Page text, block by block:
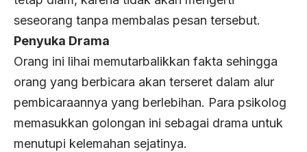
seseorang tanpa membalas pesan tersebut.
Penyuka Drama
Orang ini lihai memutarbalikkan fakta sehingga
orang yang berbicara akan terseret dalam alur
pembicaraannya yang berlebihan. Para psikolog
memasukkan golongan ini sebagai drama untuk
menutupi kelemahan sejatinya.